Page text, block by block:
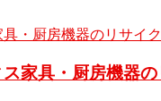
家具・厨房機器の